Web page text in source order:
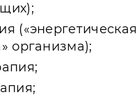
(«энергетическая
организма);